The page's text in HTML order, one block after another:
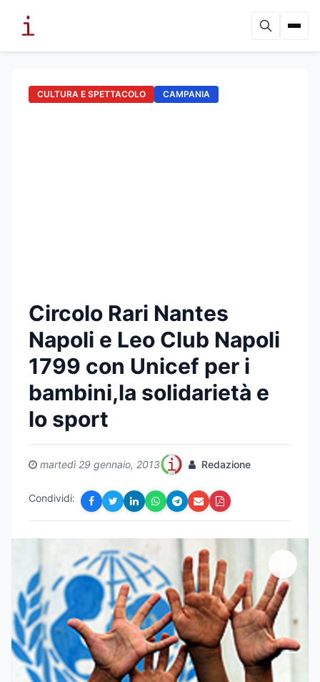
CULTURA E SPETTACOLO CAMPANIA
Circolo Rari Nantes
Napoli e Leo Club Napoli
1799 con Unicef per i
bambini,la solidarietà e
lo sport
martedì 29 gennaio, 2013 Redazione
Condividi: